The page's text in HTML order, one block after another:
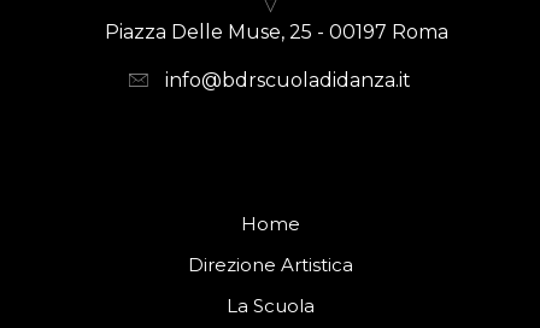
Piazza Delle Muse, 25 - 00197 Roma
info@bdrscuoladidanza.it
Home
Direzione Artistica
La Scuola